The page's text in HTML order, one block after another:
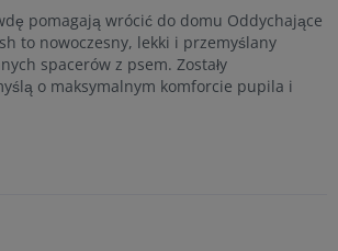
pomagają wrócić do domu Oddychające
to nowoczesny, lekki i przemyślany
spacerów z psem. Zostały
o maksymalnym komforcie pupila i